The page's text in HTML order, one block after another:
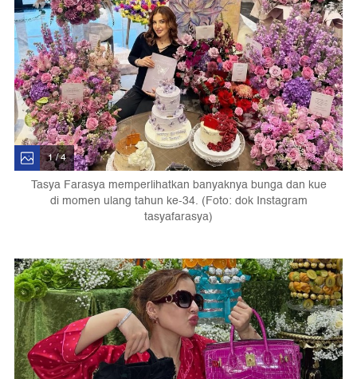
1 / 4
Tasya Farasya memperlihatkan banyaknya bunga dan kue
di momen ulang tahun ke-34. (Foto: dok Instagram
tasyafarasya)